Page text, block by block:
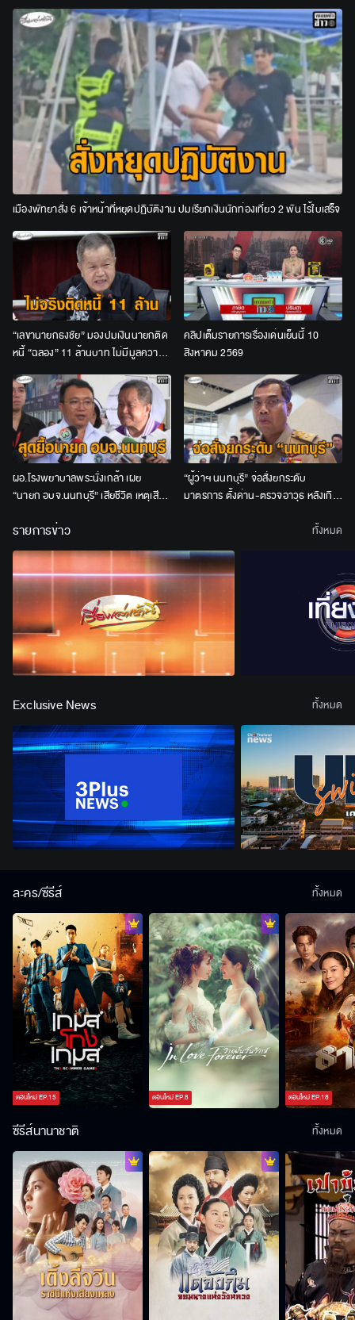
เมืองพัทยาสั่ง 6 เจ้าหน้าที่หยุดปฏิบัติงาน ปมเรียกเงินนักท่องเที่ยว 2 พัน ไร้ใบเสร็จ
“เลขานายกธงชัย” มองปมเงินนายกติด
หนี้ “ฉลอง” 11 ล้านบาท ไม่มีมูลความ
คลิปเต็มรายการเรื่องเด่นเย็นนี้ 10
สิงหาคม 2569
ผอ.โรงพยาบาลพระนั่งเกล้า เผย
“นายก อบจ.นนทบุรี” เสียชีวิต เหตุเสีย
“ผู้ว่าฯ นนทบุรี” จ่อสั่งยกระดับ
มาตรการ ตั้งด่าน-ตรวจอาวุธ หลังเกิด
รายการข่าว ทั้งหมด
Exclusive News ทั้งหมด
ละคร/ซีรีส์
ตอนใหม่EP.15 ตอนใหม่EP.8 ตอนใหม่EP.18
ทั้งหมด
ซีรีส์นานาชาติ ทั้งหมด